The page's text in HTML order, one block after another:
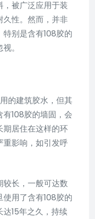
被广泛应用于装
久性。然而，并非
别是含有108胶的
。
的建筑胶水，但其
108胶的墙固，会
期居住在这样的环
重影响，如引发呼
较长，一般可达数
用了含有108胶的
15年之久，持续